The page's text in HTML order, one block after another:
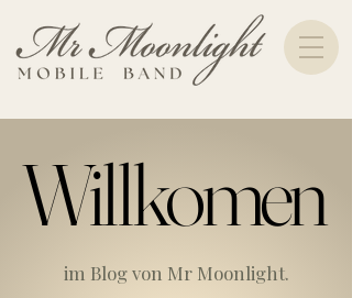
Willkomen
Willkomen
im Blog von Mr Moonlight.